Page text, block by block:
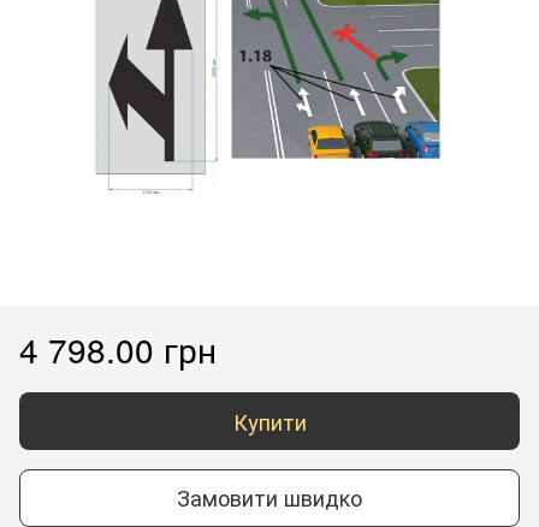
4 798.00 грн
Купити
Замовити швидко